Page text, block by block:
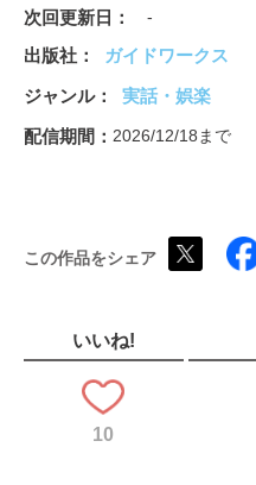
ムム見間違い「ムム NEWS」
レイリー「ケ・セラ・セラ～
呪術敗戦～負けの美学～
しゅんく堂「パチ即是喰」
Teamガンバイク「新台なら任
ゲッツ板谷＆グレート巨砲「
なおきっくす★「なおき★ポリ
森本レオ子「艶色ダイアリー」
コーキー＆ヤッシー「マンパ
貴方野チェロス「おまえとヤバ
栄華「旅がたり」
次回更新日 -
出版社
ガイドワークス
ジャンル
実話・娯楽
配信期間
2026/12/18まで
この作品をシェア
いいね!
10